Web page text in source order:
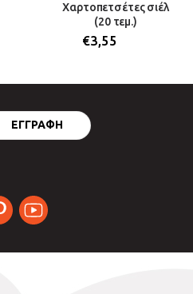
Χαρτοπετσέτες σιέλ
(20 τεμ.)
€3,55